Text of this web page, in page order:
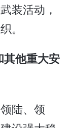
装活动，
。
他重大安
陆、领